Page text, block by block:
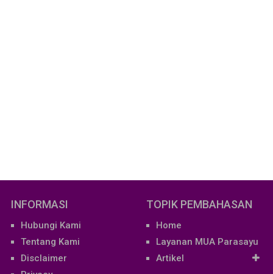
INFORMASI
Hubungi Kami
Tentang Kami
Disclaimer
TOPIK PEMBAHASAN
Home
Layanan MUA Parasayu
Artikel